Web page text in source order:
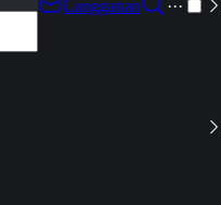
Langganan
···